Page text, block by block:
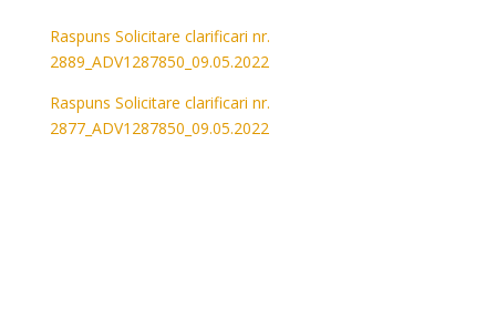
Raspuns Solicitare clarificari nr.
2889_ADV1287850_09.05.2022
Raspuns Solicitare clarificari nr.
2877_ADV1287850_09.05.2022